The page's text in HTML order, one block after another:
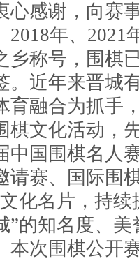
心感谢，向赛
年、2021年
乡称号，围棋
。近年来晋城
育融合为抓手
棋文化活动，
中国围棋名人
请赛、国际围
文化名片，持
”的知名度、
围棋公开赛